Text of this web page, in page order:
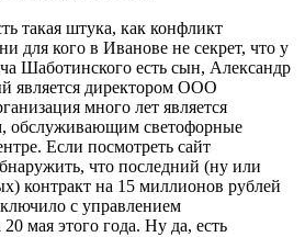
такая штука, как конфликт
для кого в Иванове не секрет, что у
Шаботинского есть сын, Александр
является директором ООО
много лет является
обслуживающим светофорные
Если посмотреть сайт
что последний (ну или
контракт на 15 миллионов рублей
с управлением
20 мая этого года. Ну да, есть